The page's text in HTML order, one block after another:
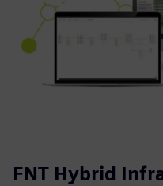
FNT Hybrid